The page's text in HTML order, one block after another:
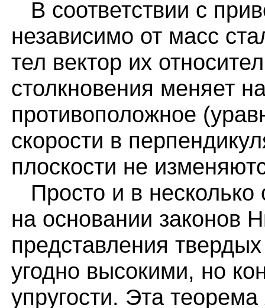
В соответствии с
независимо от масс
тел вектор их
столкновения меняет
противоположное
скорости в
плоскости не
Просто и в несколько
на основании законов
представления
угодно высокими, но
упругости. Эта